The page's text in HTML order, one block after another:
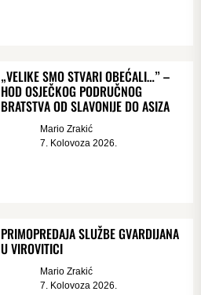
„VELIKE SMO STVARI OBEĆALI…” –
HOD OSJEČKOG PODRUČNOG
BRATSTVA OD SLAVONIJE DO ASIZA
Mario Zrakić
7. Kolovoza 2026.
PRIMOPREDAJA SLUŽBE GVARDIJANA
U VIROVITICI
Mario Zrakić
7. Kolovoza 2026.